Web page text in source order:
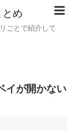
め
ごとで紹介して
イが開かない